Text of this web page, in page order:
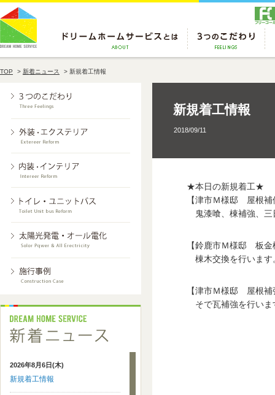
TOP > 新着ニュース > 新規着工情報
2026年8月6日(木)
新規着工情報
新規着工情報
2018/09/11
★本日の新規着工★
【津市Ｍ様邸 屋根補
鬼漆喰、棟補強、三
【鈴鹿市Ｍ様邸 板金
棟木交換を行います
【津市Ｍ様邸 屋根補
そで瓦補強を行いま